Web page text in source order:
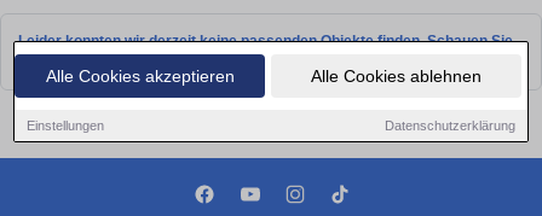
Alle Cookies akzeptieren Alle Cookies ablehnen
Einstellungen Datenschutzerklärung
Leider konnten wir derzeit keine passenden Objekte finden. Schauen Sie